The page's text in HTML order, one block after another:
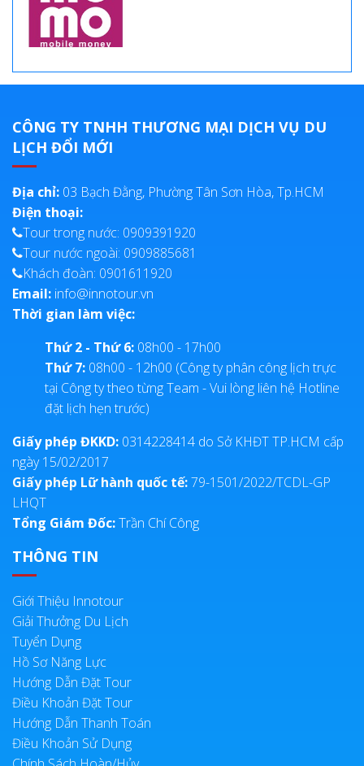
CÔNG TY TNHH THƯƠNG MẠI DỊCH VỤ DU
LỊCH ĐỔI MỚI
Địa chỉ: 03 Bạch Đằng, Phường Tân Sơn Hòa, Tp.HCM
Điện thoại:
Tour trong nước: 0909391920
Tour nước ngoài: 0909885681
Khách đoàn: 0901611920
Email: info@innotour.vn
Thời gian làm việc:
Thứ 2 - Thứ 6: 08h00 - 17h00
Thứ 7: 08h00 - 12h00 (Công ty phân công lịch trực
tại Công ty theo từng Team - Vui lòng liên hệ Hotline
đặt lịch hẹn trước)
Giấy phép ĐKKD: 0314228414 do Sở KHĐT TP.HCM cấp
ngày 15/02/2017
Giấy phép Lữ hành quốc tế:79-1501/2022/TCDL-GP
LHQT
Tổng Giám Đốc:Trần Chí Công
THÔNG TIN
Giới Thiệu Innotour
Giải Thưởng Du Lịch
Tuyển Dụng
Hồ Sơ Năng Lực
Hướng Dẫn Đặt Tour
Điều Khoản Đặt Tour
Hướng Dẫn Thanh Toán
Điều Khoản Sử Dụng